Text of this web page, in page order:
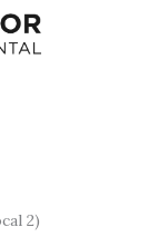
2)